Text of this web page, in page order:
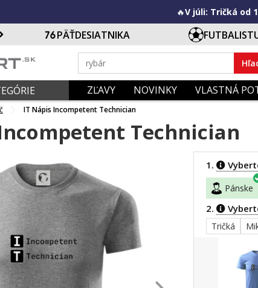
🔥V júli: Tričká od
PÄŤDESIATNIKA
ZĽAVY NOVINKY VLASTNÁ
IT Nápis Incompetent Technician
Technician
1.
Pánske
2.
Tričká